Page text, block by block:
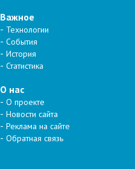
Важное
Технологии
События
История
Статистика
О нас
О проекте
Новости сайта
Реклама на сайте
Обратная связь